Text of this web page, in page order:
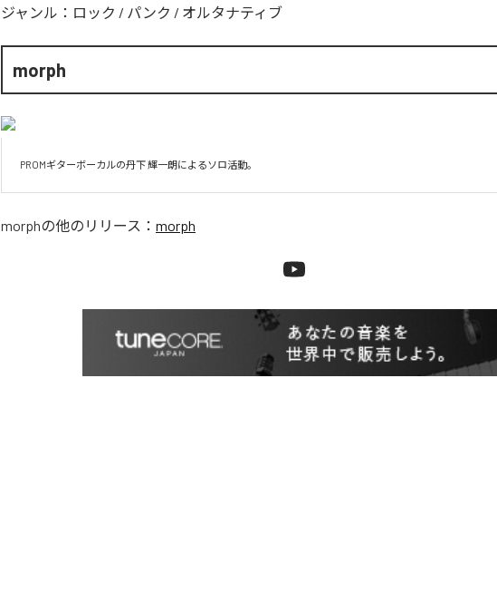
ジャンル： ロック / パンク / オルタナティブ
morph
PROMギターボーカルの丹下 輝一朗によるソロ活動。
morphの他のリリース： morph